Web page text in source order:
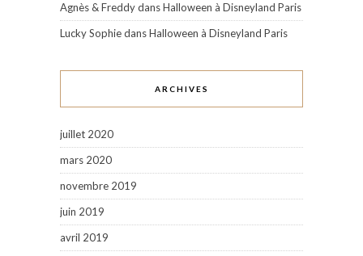
Agnès & FreddydansHalloween à Disneyland Paris
Lucky SophiedansHalloween à Disneyland Paris
ARCHIVES
juillet 2020
mars 2020
novembre 2019
juin 2019
avril 2019